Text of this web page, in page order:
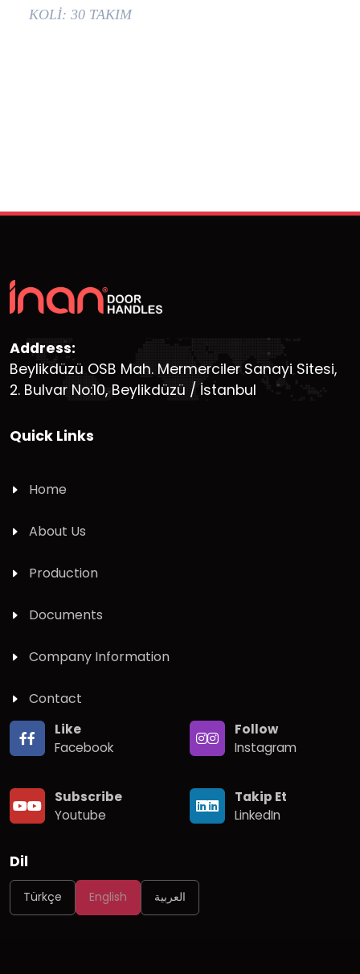
KOLİ: 30 TAKIM
Address:
Beylikdüzü OSB Mah. Mermerciler Sanayi Sitesi,
2. Bulvar No:10, Beylikdüzü / İstanbul
Quick Links
Home
About Us
Production
Documents
Company Information
Contact
Like
Facebook
Follow
Instagram
Subscribe
Youtube
Takip Et
LinkedIn
Dil
Türkçe English العربية